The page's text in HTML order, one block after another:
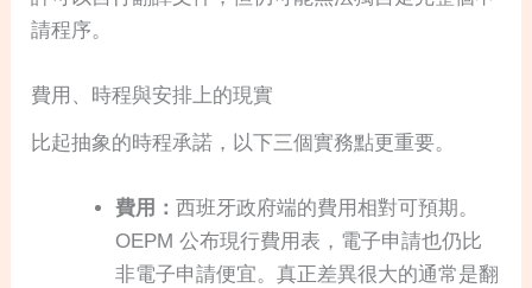
請程序。
費用、時程與安排上的現實
比起抽象的時程承諾，以下三個實務點更重要。
費用：西班牙政府端的費用相對可預期。
OEPM 公布現行費用表，電子申請也仍比
非電子申請便宜。真正差異很大的通常是翻